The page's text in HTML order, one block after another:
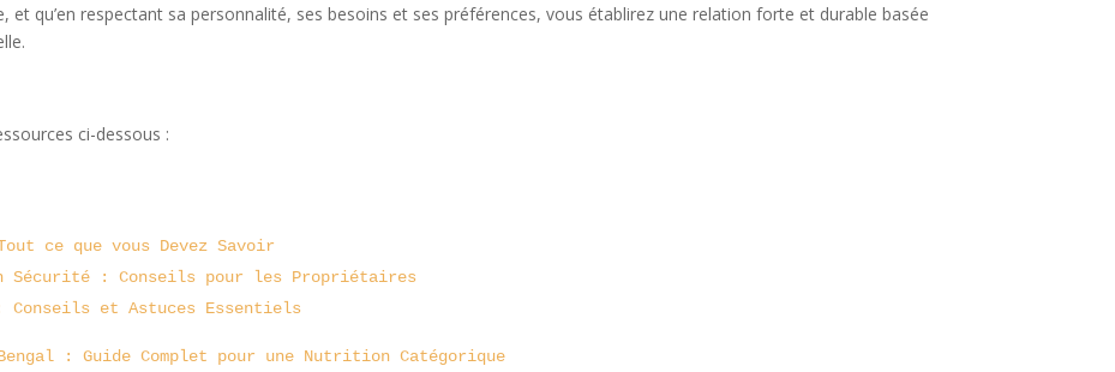
et qu’en respectant sa personnalité, ses besoins et ses préférences, vous établirez une relation forte et durable basée
ci-dessous :
ce que vous Devez Savoir
Sécurité : Conseils pour les Propriétaires
Conseils et Astuces Essentiels
: Guide Complet pour une Nutrition Catégorique